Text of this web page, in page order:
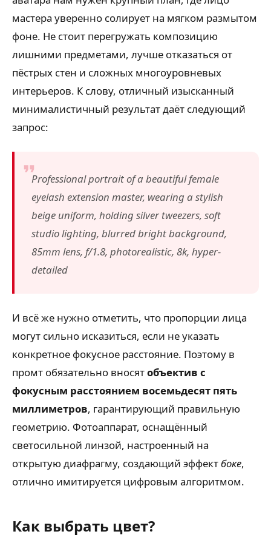
мастера уверенно солирует на мягком размытом
фоне. Не стоит перегружать композицию
лишними предметами, лучше отказаться от
пёстрых стен и сложных многоуровневых
интерьеров. К слову, отличный изысканный
минималистичный результат даёт следующий
запрос:
Professional portrait of a beautiful female
eyelash extension master, wearing a stylish
beige uniform, holding silver tweezers, soft
studio lighting, blurred bright background,
85mm lens, f/1.8, photorealistic, 8k, hyper-
detailed
И всё же нужно отметить, что пропорции лица
могут сильно исказиться, если не указать
конкретное фокусное расстояние. Поэтому в
промт обязательно вносятобъектив с
фокусным расстоянием восемьдесят пять
миллиметров, гарантирующий правильную
геометрию. Фотоаппарат, оснащённый
светосильной линзой, настроенный на
открытую диафрагму, создающий эффектбоке,
отлично имитируется цифровым алгоритмом.
Как выбрать цвет?